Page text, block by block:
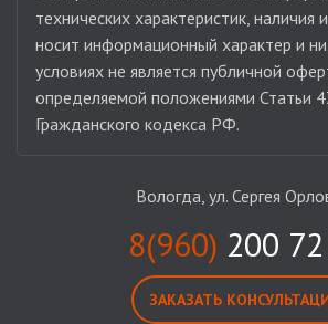
технических характеристик, наличия
носит информационный характер и
условиях не является публичной
определяемой положениями Статьи
Гражданского кодекса РФ.
Вологда, ул. Сергея
8(960) 200
ЗАКАЗАТЬ